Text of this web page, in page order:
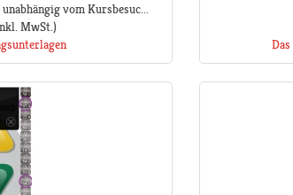
vom Kursbesuc...
MwSt.)